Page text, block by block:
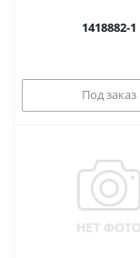
1418882-1
Под заказ